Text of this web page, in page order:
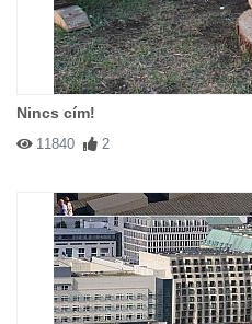
Nincs cím!
11840 2